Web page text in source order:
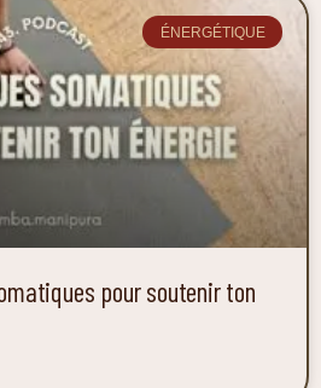
ÉNERGÉTIQUE
pour soutenir ton